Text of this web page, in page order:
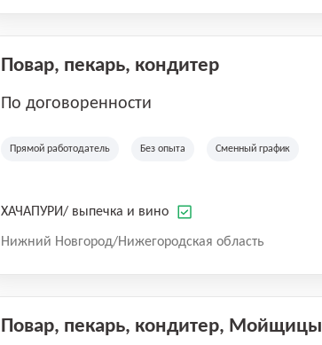
Повар, пекарь, кондитер
По договоренности
Прямой работодатель Без опыта Сменный график
ХАЧАПУРИ/ выпечка и вино
Нижний Новгород/Нижегородская область
Повар, пекарь, кондитер, Мойщицы